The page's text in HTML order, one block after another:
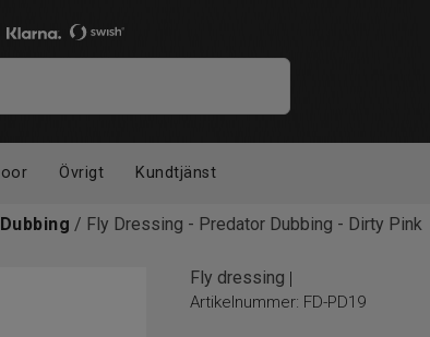
Övrigt Kundtjänst
/ Fly Dressing - Predator Dubbing - Dirty Pink
Fly dressing |
Artikelnummer: FD-PD19